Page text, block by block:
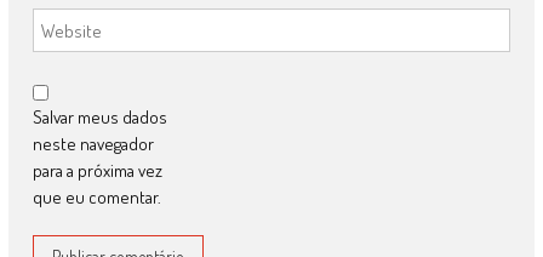
Salvar meus dados
neste navegador
para a próxima vez
que eu comentar.